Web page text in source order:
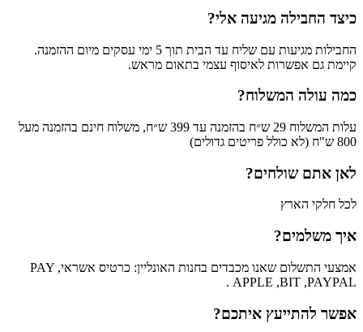
כיצד החבילה מגיעה אלי?
החבילות מגיעות עם שליח עד הבית תוך 5 ימי עסקים מיום ההזמנה.
קיימת גם אפשרות לאיסוף עצמי בתאום מראש.
כמה עולה המשלוח?
עלות המשלוח 29 ש״ח בהזמנה עד 399 ש״ח, משלוח חינם בהזמנה מעל
800 ש"ח (לא כולל פריטים גדולים)
לאן אתם שולחים?
לכל חלקי הארץ
איך משלמים?
אמצעי התשלום שאנו מכבדים בחנות האונליין: כרטיס אשראי, PAY
APPLE ,BIT ,PAYPAL .
אפשר להתייעץ איתכם?